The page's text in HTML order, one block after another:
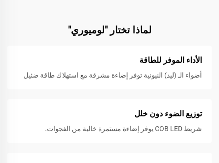
لماذا تختار "لوميوري"
الأداء الموفر للطاقة
أضواء الـ (ليد) النيونية توفر إضاءة مشرقة مع استهلاك طاقة ضئيل
توزيع الضوء دون خلل
شريط COB LED يوفر إضاءة مستمرة خالية من الفجوات.